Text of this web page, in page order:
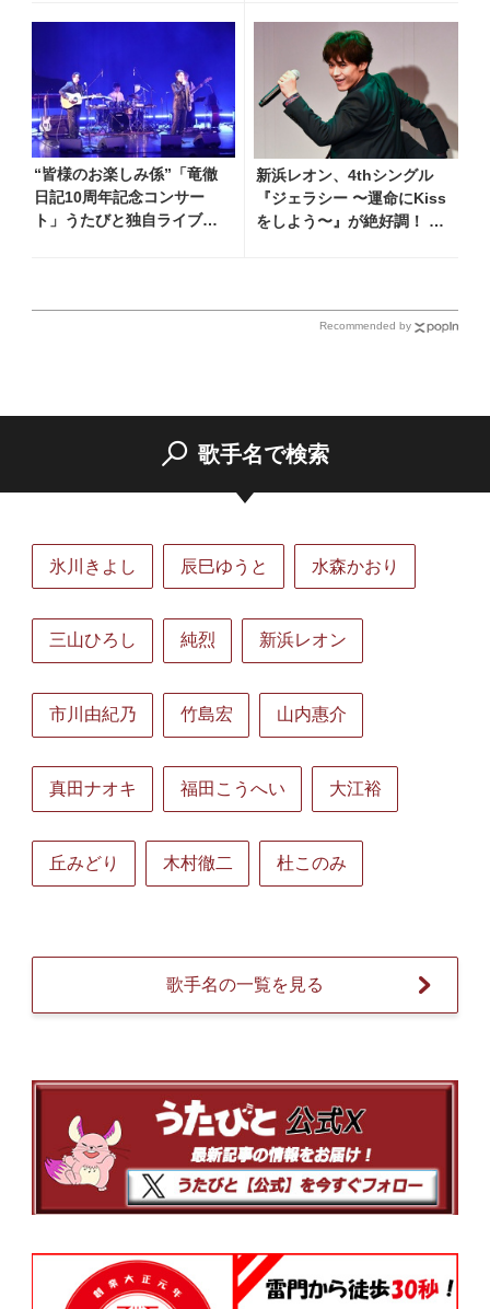
“皆様のお楽しみ係”「竜徹
日記10周年記念コンサー
ト」うたびと独自ライブレ
新浜レオン、4thシングル
『ジェラシー 〜運命にKiss
をしよう〜』が絶好調！ 同
Recommended by
歌手名で検索
氷川きよし 辰巳ゆうと 水森かおり
三山ひろし 純烈 新浜レオン
市川由紀乃 竹島宏 山内惠介
真田ナオキ 福田こうへい 大江裕
丘みどり 木村徹二 杜このみ
歌手名の一覧を見る